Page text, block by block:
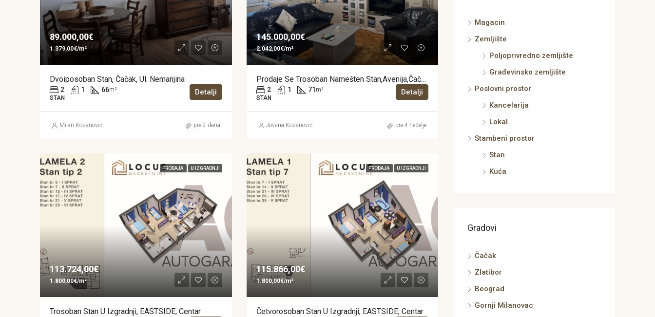
89.000,00€
1.379,00€/m²
Dvoiposoban Stan, Čačak, Ul. Nemanjina
2 1 66m²
STAN
Detalji
Milan Kosanović pre 2 dana
145.000,00€
2.042,00€/m²
Prodaje Se Trosoban Namešten Stan,Avenija,Čačak
2 1 71 m²
STAN
Detalji
Jovana Kosanović pre 4 nedelje
PRODAJA U IZGRADNJI
113.724,00€
1.800,00€/m²
Trosoban Stan U Izgradnji, EASTSIDE, Centar
PRODAJA U IZGRADNJI
115.866,00€
1.800,00€/m²
Četvorosoban Stan U Izgradnji, EASTSIDE, Centar
Magacin
Zemljište
Poljoprivredno zemljište
Građevinsko zemljište
Poslovni prostor
Kancelarija
Lokal
Stambeni prostor
Stan
Kuća
Gradovi
Čačak
Zlatibor
Beograd
Gornji Milanovac